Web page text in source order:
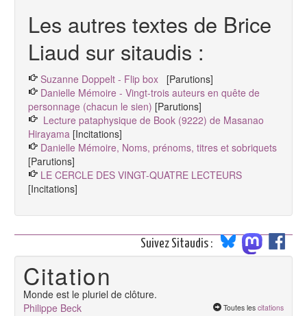
Les autres textes de Brice
Liaud sur sitaudis :
Suzanne Doppelt - Flip box
[Parutions]
Danielle Mémoire - Vingt-trois auteurs en quête de
personnage (chacun le sien) [Parutions]
Lecture pataphysique de Book (9222) de Masanao
Hirayama [Incitations]
Danielle Mémoire, Noms, prénoms, titres et sobriquets
[Parutions]
LE CERCLE DES VINGT-QUATRE LECTEURS
[Incitations]
Suivez Sitaudis :
Citation
Monde est le pluriel de clôture.
Philippe Beck
Toutes les citations